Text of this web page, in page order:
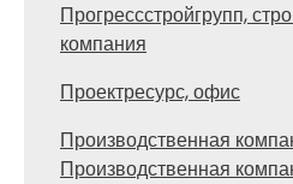
Прогрессстройгрупп,
компания
Проектресурс, офис
Производственная
Производственная